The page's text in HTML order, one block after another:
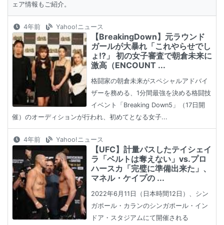
ェア情報もご紹介。
4年前 Yahoo!ニュース
【BreakingDown】元ラウンド
ガールが大暴れ「これやらせでし
ょ!?」 初の女子審査で朝倉未来に
激高（ENCOUNT ...
格闘家の朝倉未来がスペシャルアドバイ
ザーを務める、1分間最強を決める格闘技
イベント「Breaking Down5」（17日開
催）のオーディションが行われ、初めてとなる女子...
4年前 Yahoo!ニュース
【UFC】計量パスしたテイシェイ
ラ「ベルトは奪えない」vs.プロ
ハースカ「完璧に準備出来た」、
マネル・ケイプの ...
2022年6月11日（日本時間12日）、シン
ガポール・カランのシンガポール・イン
ドア・スタジアムにて開催される